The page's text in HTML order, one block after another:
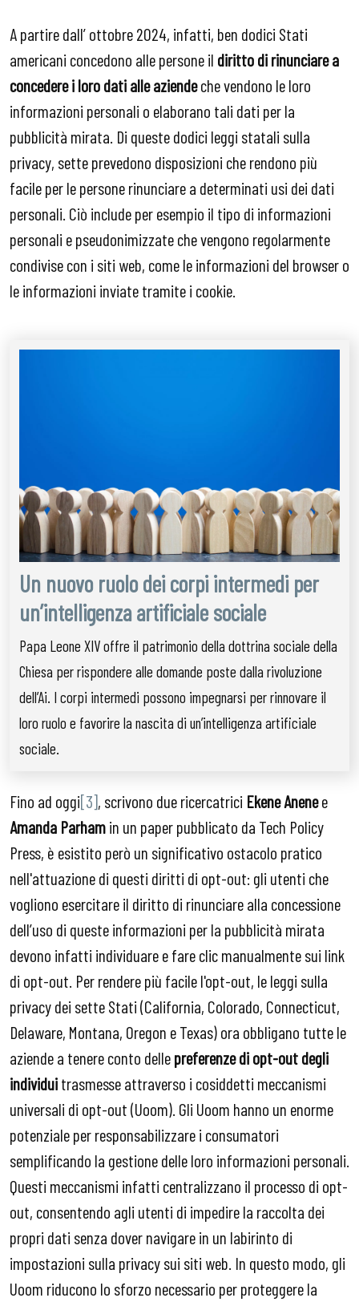
A partire dall’ ottobre 2024, infatti, ben dodici Stati
americani concedono alle persone il diritto di rinunciare a
concedere i loro dati alle aziendeche vendono le loro
informazioni personali o elaborano tali dati per la
pubblicità mirata. Di queste dodici leggi statali sulla
privacy, sette prevedono disposizioni che rendono più
facile per le persone rinunciare a determinati usi dei dati
personali. Ciò include per esempio il tipo di informazioni
personali e pseudonimizzate che vengono regolarmente
condivise con i siti web, come le informazioni del browser o
le informazioni inviate tramite i cookie.
Un nuovo ruolo dei corpi intermedi per
un’intelligenza artificiale sociale
Papa Leone XIV offre il patrimonio della dottrina sociale della
Chiesa per rispondere alle domande poste dalla rivoluzione
dell’Ai. I corpi intermedi possono impegnarsi per rinnovare il
loro ruolo e favorire la nascita di un’intelligenza artificiale
sociale.
Fino ad oggi[3], scrivono due ricercatrici Ekene Anenee
Amanda Parhamin un paper pubblicato da Tech Policy
Press, è esistito però un significativo ostacolo pratico
nell'attuazione di questi diritti di opt-out: gli utenti che
vogliono esercitare il diritto di rinunciare alla concessione
dell’uso di queste informazioni per la pubblicità mirata
devono infatti individuare e fare clic manualmente sui link
di opt-out. Per rendere più facile l'opt-out, le leggi sulla
privacy dei sette Stati (California, Colorado, Connecticut,
Delaware, Montana, Oregon e Texas) ora obbligano tutte le
aziende a tenere conto dellepreferenze di opt-out degli
individuitrasmesse attraverso i cosiddetti meccanismi
universali di opt-out (Uoom). Gli Uoom hanno un enorme
potenziale per responsabilizzare i consumatori
semplificando la gestione delle loro informazioni personali.
Questi meccanismi infatti centralizzano il processo di opt-
out, consentendo agli utenti di impedire la raccolta dei
propri dati senza dover navigare in un labirinto di
impostazioni sulla privacy sui siti web. In questo modo, gli
Uoom riducono lo sforzo necessario per proteggere la